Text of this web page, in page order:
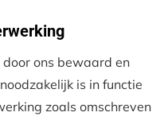
ons bewaard en
is in functie
zoals omschreven